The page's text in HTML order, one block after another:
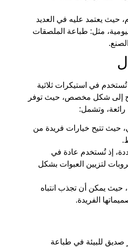
حيث يعتمد عليه في العديد
مثل: طباعة الملصقات
تُستخدم في استيكرات ثلاثية
إلى شكل مخصص، حيث توفر
رائعة، وتشمل:
حيث تتيح خيارات فريدة من
إذ تُستخدم عادة في
لتزيين العبوات بشكل
حيث يمكن أن تجذب انتباه
الفريدة.
صديق للبيئة في طباعة